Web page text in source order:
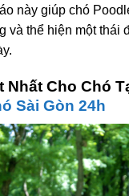
này giúp chó
và thể hiện một thái
Nhất Cho Chó
Sài Gòn 24h